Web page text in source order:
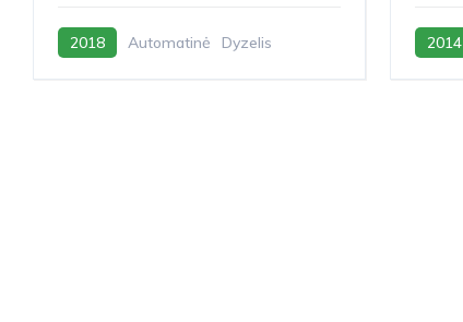
2018 Automatinė Dyzelis 2014